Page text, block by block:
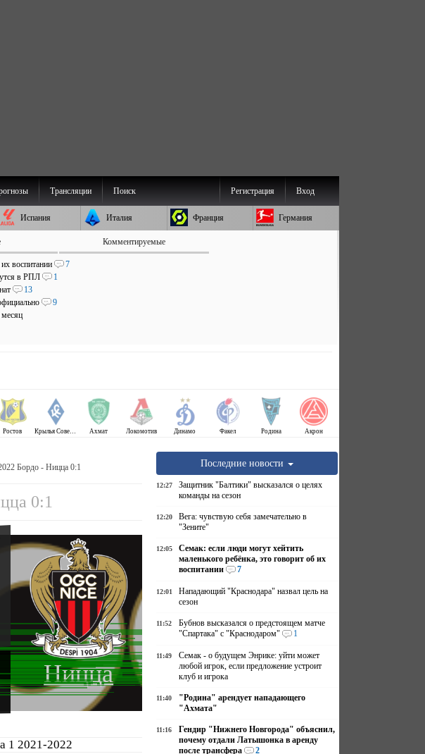
Трансляции Поиск Вход
Регистрация
Испания Италия Франция Германия
Комментируемые
воспитании
7
в РПЛ
1
13
9
Ростов Крылья Советов Ахмат Локомотив Динамо Факел Родина Акрон
Бордо - Ницца 0:1
0:1
Ницца
1 2021-2022
Последние новости
12:27
Защитник "Балтики" высказался о целях
команды на сезон
12:20
Вега: чувствую себя замечательно в
"Зените"
12:05
Семак: если люди могут хейтить
маленького ребёнка, это говорит об их
воспитании
7
12:01
Нападающий "Краснодара" назвал цель на
сезон
11:52
Бубнов высказался о предстоящем матче
"Спартака" с "Краснодаром"
1
11:49
Семак - о будущем Энрике: уйти может
любой игрок, если предложение устроит
клуб и игрока
11:40
"Родина" арендует нападающего
"Ахмата"
11:16
Гендир "Нижнего Новгорода" объяснил,
почему отдали Латышонка в аренду
после трансфера
2